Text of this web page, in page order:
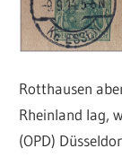
Rotthausen
Rheinland lag,
(OPD)